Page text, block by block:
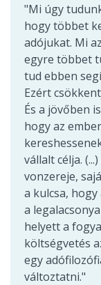
"Mi úgy
hogy többet
adójukat. Mi
egyre többet
tud ebben
Ezért
És a jövőben
hogy az
vállalt célja.
vonzereje,
a kulcsa,
a
helyett a
költségvetés
egy
változtatni."